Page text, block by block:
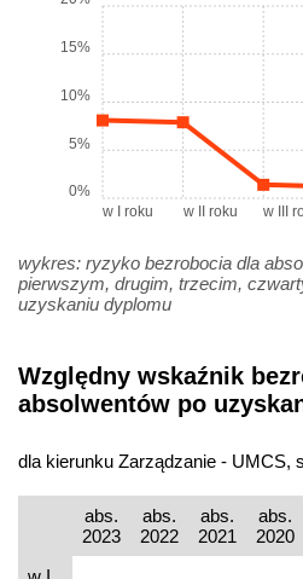
w I roku w II roku w III
0%
5%
10%
15%
wykres: ryzyko bezrobocia dla
pierwszym, drugim, trzecim,
uzyskaniu dyplomu
Względny wskaźnik
absolwentów po
dla kierunku Zarządzanie - UMCS,
abs.
2023
abs.
2022
abs.
2021
abs.
2020